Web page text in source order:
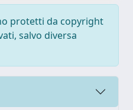
protetti da copyright
salvo diversa